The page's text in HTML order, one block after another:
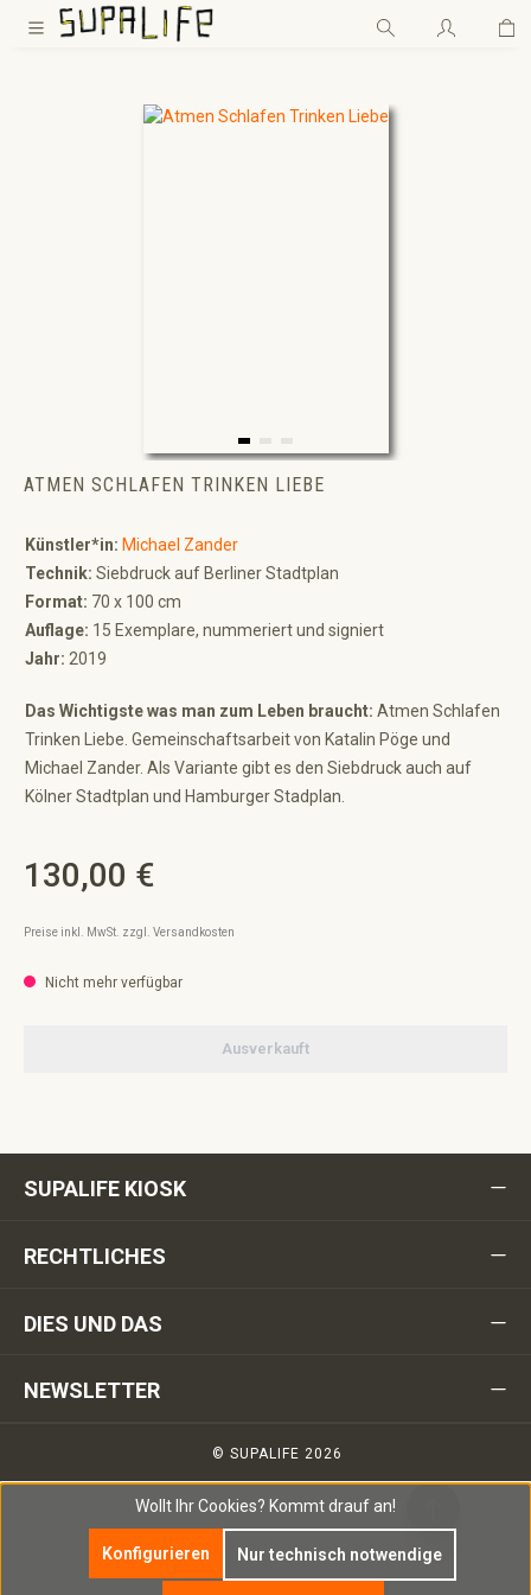
Zum Hauptinhalt springen
ATMEN SCHLAFEN TRINKEN LIEBE
Künstler*in: Michael Zander
Technik: Siebdruck auf Berliner Stadtplan
Format: 70 x 100 cm
Auflage: 15 Exemplare, nummeriert und signiert
Jahr: 2019
Das Wichtigste was man zum Leben braucht: Atmen Schlafen
Trinken Liebe. Gemeinschaftsarbeit von Katalin Pöge und
Michael Zander. Als Variante gibt es den Siebdruck auch auf
Kölner Stadtplan und Hamburger Stadplan.
Regulärer Preis:
130,00 €
Preise inkl. MwSt. zzgl. Versandkosten
Nicht mehr verfügbar
Ausverkauft
SUPALIFE KIOSK
RECHTLICHES
DIES UND DAS
NEWSLETTER
© SUPALIFE 2026
Wollt Ihr Cookies? Kommt drauf an!
Nur technisch notwendige
Konfigurieren